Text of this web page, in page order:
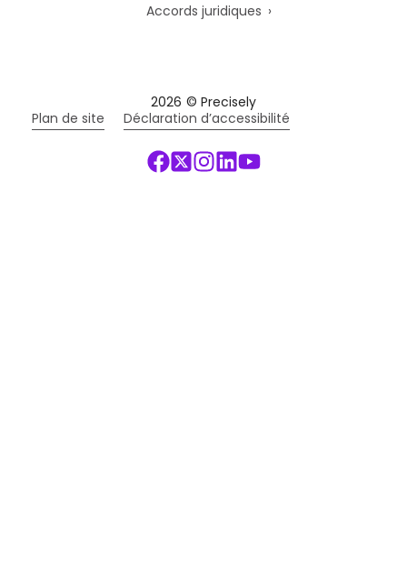
Accords juridiques
2026 © Precisely
Plan de site
Déclaration d’accessibilité